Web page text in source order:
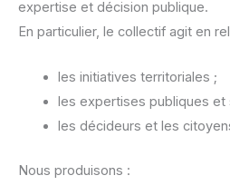
expertise et décision publique.
En particulier, le collectif agit en
les initiatives territoriales ;
les expertises publiques et
les décideurs et les
Nous produisons :